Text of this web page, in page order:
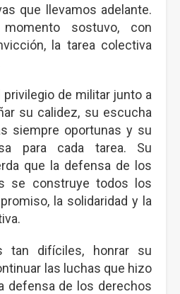
que llevamos adelante.
sostuvo, con
la tarea colectiva
de militar junto a
su calidez, su escucha
siempre oportunas y su
para cada tarea. Su
que la defensa de los
se construye todos los
la solidaridad y la
tan difíciles, honrar su
las luchas que hizo
defensa de los derechos